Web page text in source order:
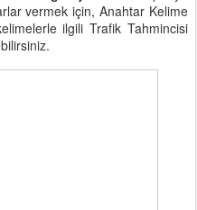
vermek için, Anahtar Kelime
ilgili Trafik Tahmincisi